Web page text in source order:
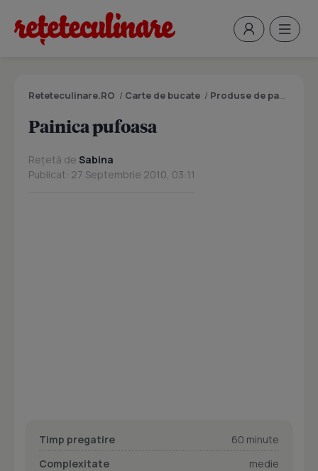
Reteteculinare.RO / Carte de bucate / Produse de panificatie si patiserie
Painica pufoasa
Rețetă de Sabina
Publicat: 27 Septembrie 2010, 03:11
Timp pregatire
60 minute
Complexitate
medie